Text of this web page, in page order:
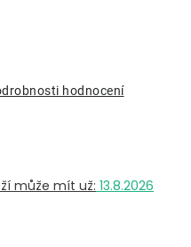
hodnocení
13.8.2026